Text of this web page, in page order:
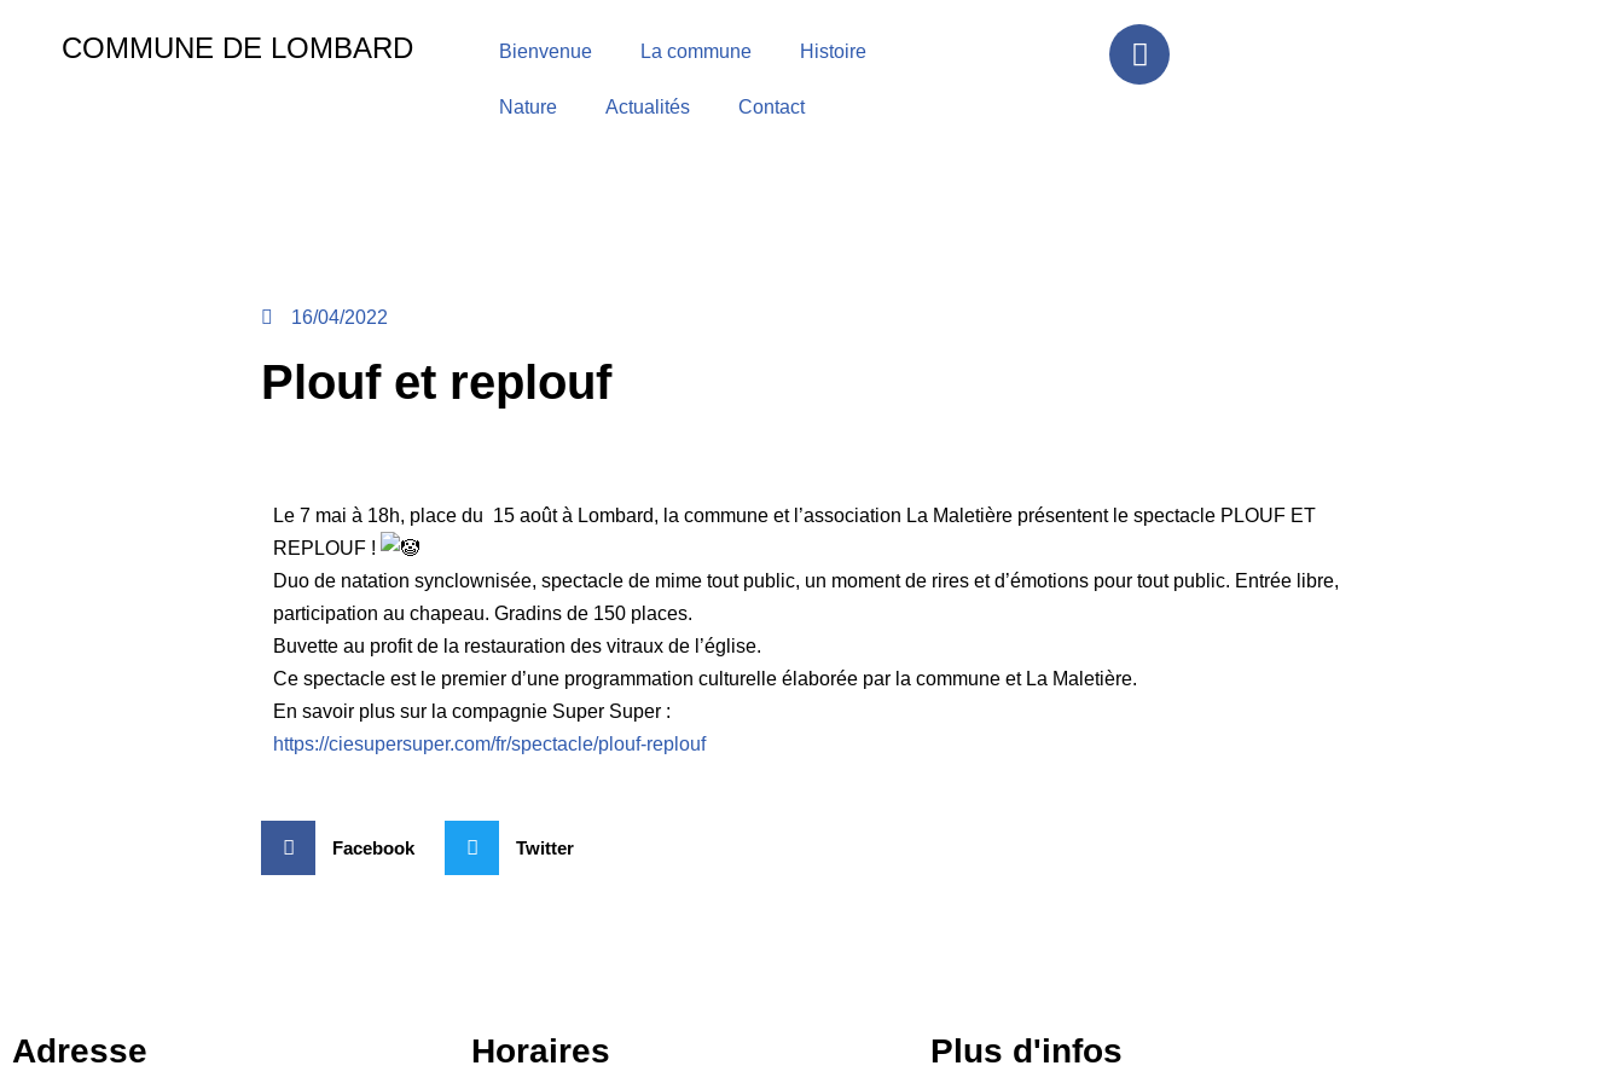
COMMUNE DE LOMBARD Bienvenue La commune Histoire
Nature Actualités Contact
16/04/2022
Plouf et replouf
Le 7 mai à 18h, place du 15 août à Lombard, la commune et l’association La Maletière présentent le spectacle PLOUF ET
REPLOUF !
Duo de natation synclownisée, spectacle de mime tout public, un moment de rires et d’émotions pour tout public. Entrée libre,
participation au chapeau. Gradins de 150 places.
Buvette au profit de la restauration des vitraux de l’église.
Ce spectacle est le premier d’une programmation culturelle élaborée par la commune et La Maletière.
En savoir plus sur la compagnie Super Super :
https://ciesupersuper.com/fr/spectacle/plouf-replouf
Facebook Twitter
Adresse Horaires Plus d'infos